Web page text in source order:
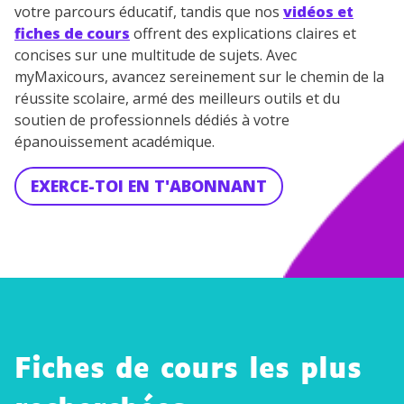
votre parcours éducatif, tandis que nos vidéos et
fiches de cours offrent des explications claires et
concises sur une multitude de sujets. Avec
myMaxicours, avancez sereinement sur le chemin de la
réussite scolaire, armé des meilleurs outils et du
soutien de professionnels dédiés à votre
épanouissement académique.
EXERCE-TOI EN T'ABONNANT
Fiches de cours les plus